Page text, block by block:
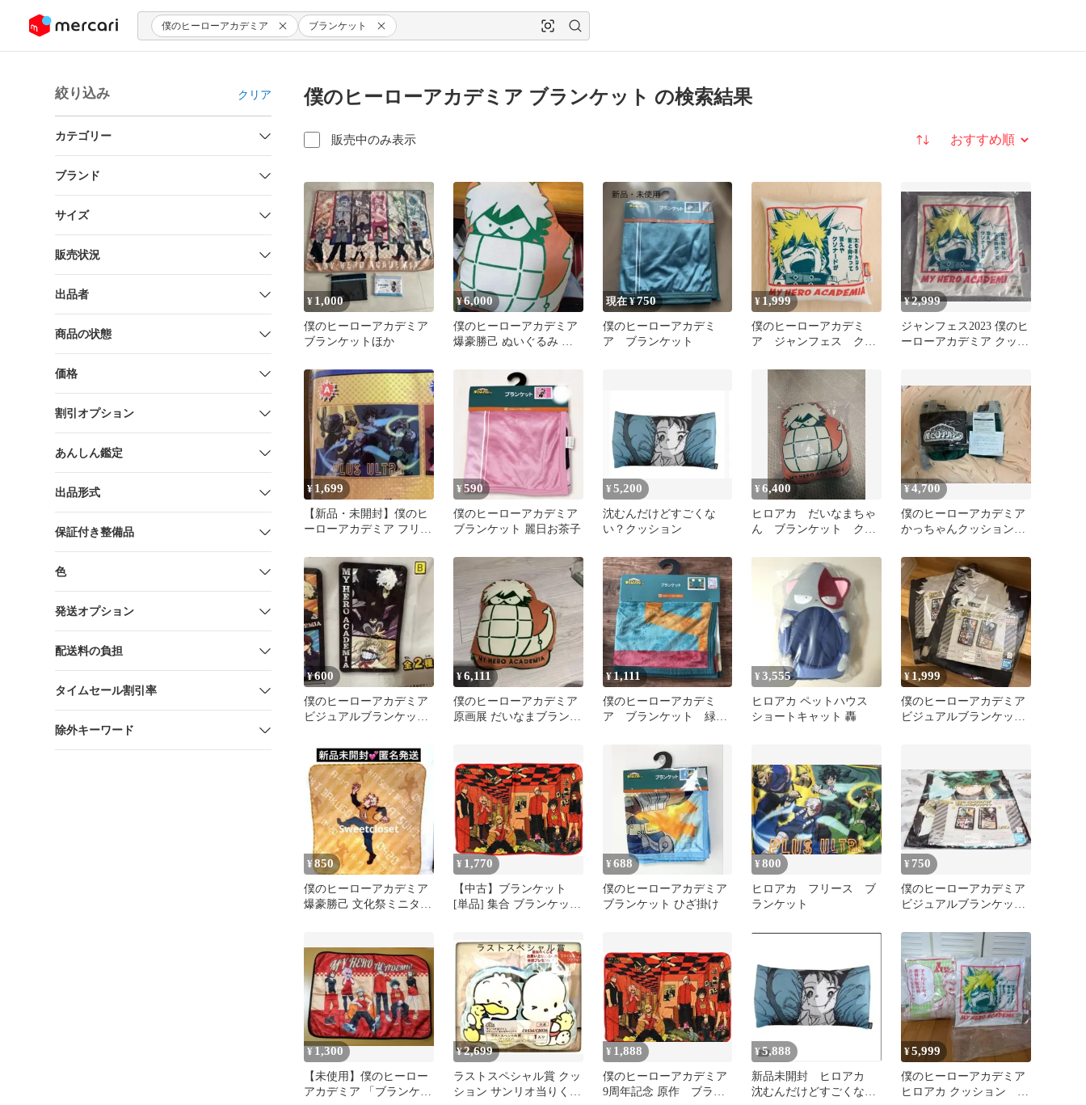
ツにスキップ 僕のヒーローアカデミア ブランケット
絞り込み クリア
カテゴリー
ブランド
サイズ
販売状況
出品者
商品の状態
価格
割引オプション
あんしん鑑定
出品形式
保証付き整備品
色
発送オプション
配送料の負担
タイムセール割引率
除外キーワード
僕のヒーローアカデミア ブランケット の検索結果
販売中のみ表示 並び替え
¥ 1,000
僕のヒーローアカデミア
ブランケットほか
¥6,000
僕のヒーローアカデミア
爆豪勝己 ぬいぐるみ ク
現在 ¥750
僕のヒーローアカデミ
ア ブランケット
¥ 1,999
僕のヒーローアカデミ
ア ジャンフェス クッ
¥2,999
ジャンフェス2023 僕のヒ
ーローアカデミア クッシ
¥ 1,699
【新品・未開封】僕のヒ
ーローアカデミア フリー
¥590
僕のヒーローアカデミア
ブランケット 麗日お茶子
¥5,200
沈むんだけどすごくな
い？クッション
¥6,400
ヒロアカ だいなまちゃ
ん ブランケット クッ
画展
¥4,700
僕のヒーローアカデミア
かっちゃんクッション＆
¥600
僕のヒーローアカデミア
ビジュアルブランケット
¥6,111
僕のヒーローアカデミア
原画展 だいなまブランケ
¥1,111
僕のヒーローアカデミ
ア ブランケット 緑谷
¥ 3,555
ヒロアカ ペットハウス
ショートキャット 轟
¥1,999
僕のヒーローアカデミア
ビジュアルブランケッ
¥850
僕のヒーローアカデミア
爆豪勝己 文化祭ミニタオ
¥ 1,770
【中古】ブランケット
[単品] 集合 ブランケット
2021」 ジャンプショップ
限定
¥688
僕のヒーローアカデミア
ブランケット ひざ掛け
¥800
ヒロアカ フリース ブ
ランケット
¥ 750
僕のヒーローアカデミア
ビジュアルブランケット
¥ 1,300
【未使用】僕のヒーロー
アカデミア 「ブランケッ
¥2,699
ラストスペシャル賞 クッ
ション サンリオ当りくじ
¥ 1,888
僕のヒーローアカデミア
9周年記念 原作 ブラン
¥5,888
新品未開封 ヒロアカ
沈むんだけどすごくな
¥5,999
僕のヒーローアカデミア
ヒロアカ クッション